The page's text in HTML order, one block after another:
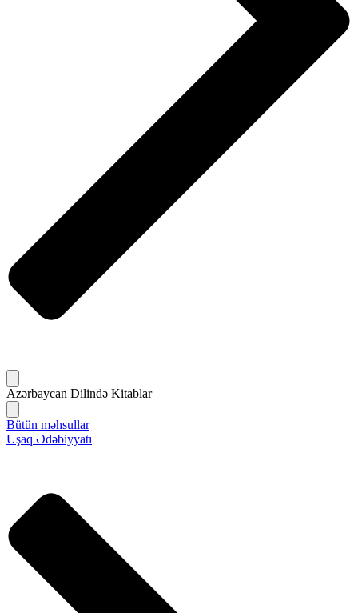
Azərbaycan Dilində Kitablar
Bütün məhsullar
Uşaq Ədəbiyyatı